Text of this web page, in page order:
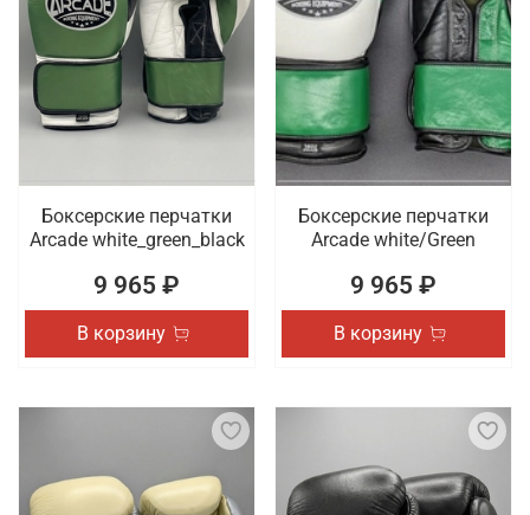
Боксерские перчатки
Arcade white_green_black
9 965 ₽
В корзину
Боксерские перчатки
Arcade white/Green
9 965 ₽
В корзину